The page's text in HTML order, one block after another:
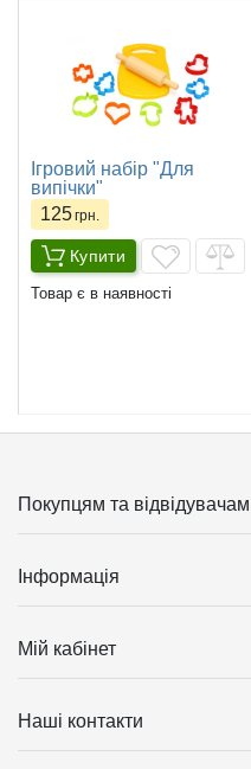
Ігровий набір "Для
випічки"
125грн.
Купити
Товар є в наявності
Покупцям та відвідувачам
Інформація
Мій кабінет
Наші контакти